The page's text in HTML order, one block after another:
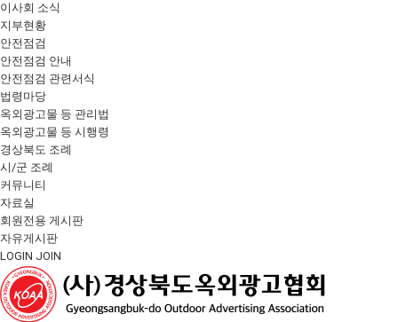
이사회 소식
지부현황
안전점검
안전점검 안내
안전점검 관련서식
법령마당
옥외광고물 등 관리법
옥외광고물 등 시행령
경상북도 조례
시/군 조례
커뮤니티
자료실
회원전용 게시판
자유게시판
LOGIN JOIN